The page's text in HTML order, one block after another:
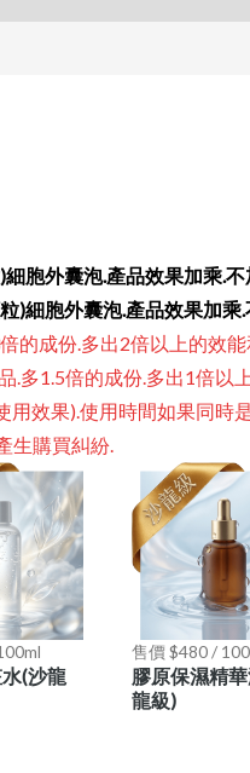
細胞外囊泡.產品效果加乘.不
)細胞外囊泡.產品效果加乘.
的成份.多出2倍以上的效
.多1.5倍的成份.多出1倍以
效果).使用時間如果同時
生購買糾紛.
(沙龍
售價 $480 /
膠原保濕精
龍級)